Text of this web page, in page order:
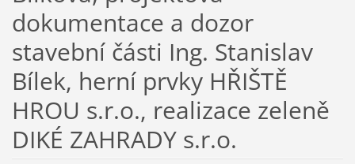
dokumentace a dozor
stavební části Ing. Stanislav
Bílek, herní prvky HŘIŠTĚ
HROU s.r.o., realizace zeleně
DIKÉ ZAHRADY s.r.o.